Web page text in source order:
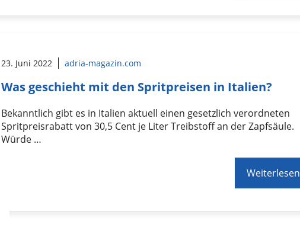
23. Juni 2022 adria-magazin.com
Was geschieht mit den Spritpreisen in Italien?
Bekanntlich gibt es in Italien aktuell einen gesetzlich verordneten
Spritpreisrabatt von 30,5 Cent je Liter Treibstoff an der Zapfsäule.
Würde …
Weiterlesen